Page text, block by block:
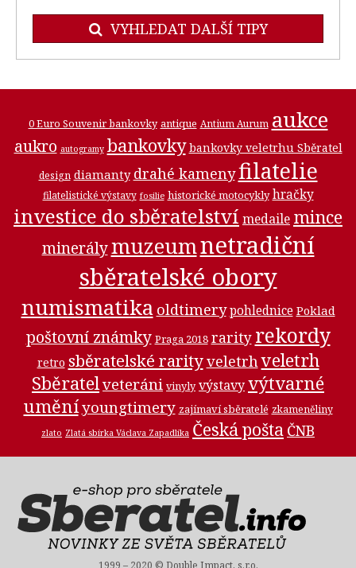
VYHLEDAT DALŠÍ TIPY
0 Euro Souvenir bankovky antique Antium Aurum aukce
aukro autogramy bankovky bankovky veletrhu Sběratel
design diamanty drahé kamenyfilatelie
filatelistické výstavy fosilie historické motocykly hračky
investice do sběratelství medaile mince
minerálymuzeumnetradiční
sběratelské obory
numismatika oldtimery pohlednice Poklad
poštovní známky Praga 2018 rarity rekordy
retro sběratelské rarityveletrhveletrh
Sběratelveteráni vinyly výstavyvýtvarné
uměníyoungtimery zajímaví sběratelé zkameněliny
zlato Zlatá sbírka Václava Zapadlíka Česká pošta ČNB